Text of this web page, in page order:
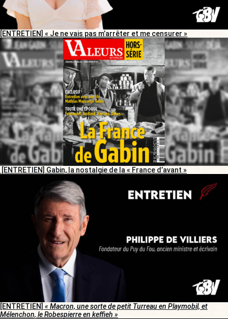
[ENTRETIEN] « Je ne vais pas m’arrêter et me censurer »
[ENTRETIEN] Gabin, la nostalgie de la « France d’avant »
[ENTRETIEN] « Macron, une sorte de petit Turreau en Playmobil, et
Mélenchon, le Robespierre en keffieh »